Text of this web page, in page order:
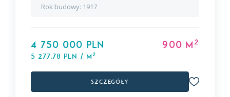
Rok budowy: 1917
4 750 000 PLN
5 277,78 PLN / m2
900 m2
Szczegóły